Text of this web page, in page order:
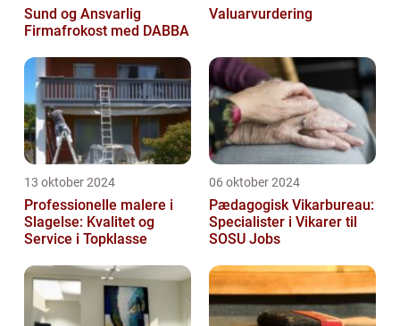
Sund og Ansvarlig
Firmafrokost med DABBA
Valuarvurdering
13 oktober 2024
Professionelle malere i
Slagelse: Kvalitet og
Service i Topklasse
06 oktober 2024
Pædagogisk Vikarbureau:
Specialister i Vikarer til
SOSU Jobs